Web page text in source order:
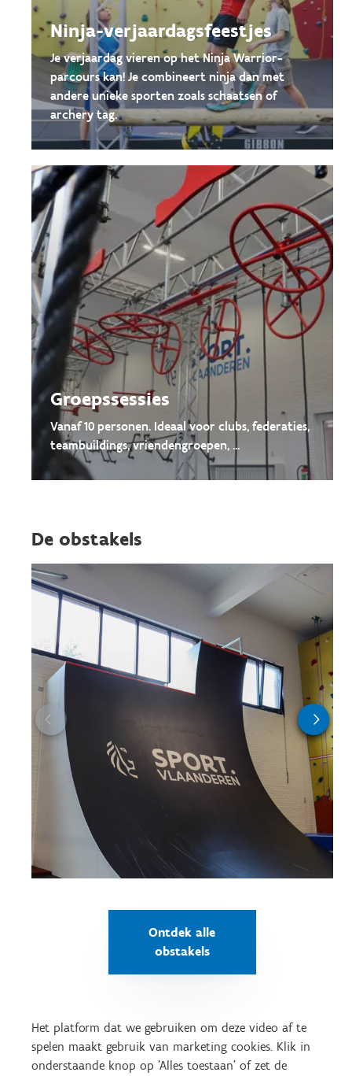
Ninja-verjaardagsfeestjes
Je verjaardag vieren op het Ninja Warrior-
parcours kan! Je combineert ninja dan met
andere unieke sporten zoals schaatsen of
archery tag.
Groepssessies
Vanaf 10 personen. Ideaal voor clubs, federaties,
teambuildings, vriendengroepen, ...
De obstakels
Ontdek alle
obstakels
Het platform dat we gebruiken om deze video af te
spelen maakt gebruik van marketing cookies. Klik in
onderstaande knop op 'Alles toestaan' of zet de